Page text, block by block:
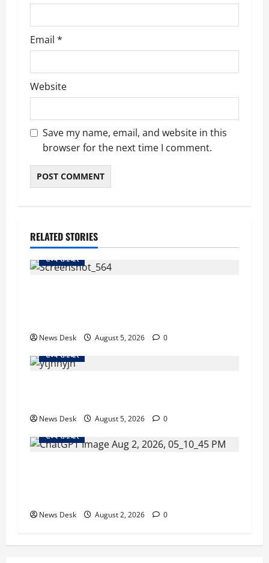
Email *
Website
Save my name, email, and website in this
browser for the next time I comment.
RELATED STORIES
राज्य समाचार
News Desk August 5, 2026
0
राज्य समाचार
News Desk August 5, 2026
0
राज्य समाचार
News Desk August 2, 2026 0